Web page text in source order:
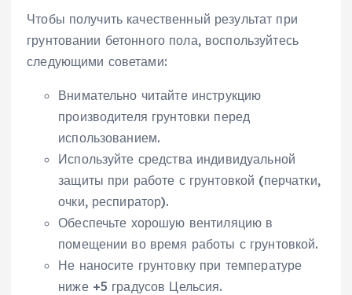
Чтобы получить качественный результат при
грунтовании бетонного пола, воспользуйтесь
следующими советами:
Внимательно читайте инструкцию
производителя грунтовки перед
использованием.
Используйте средства индивидуальной
защиты при работе с грунтовкой (перчатки,
очки, респиратор).
Обеспечьте хорошую вентиляцию в
помещении во время работы с грунтовкой.
Не наносите грунтовку при температуре
ниже +5 градусов Цельсия.